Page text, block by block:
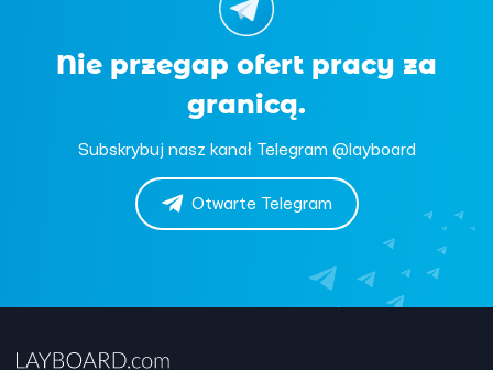
Nie przegap ofert pracy za
granicą.
Subskrybuj nasz kanał Telegram @layboard
Otwarte Telegram